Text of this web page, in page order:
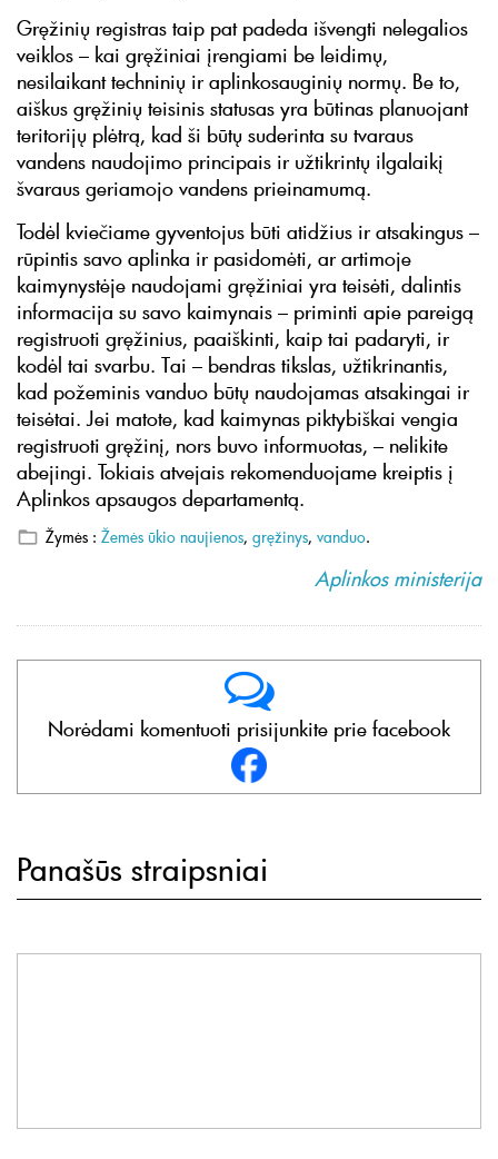
Gręžinių registras taip pat padeda išvengti nelegalios
veiklos – kai gręžiniai įrengiami be leidimų,
nesilaikant techninių ir aplinkosauginių normų. Be to,
aiškus gręžinių teisinis statusas yra būtinas planuojant
teritorijų plėtrą, kad ši būtų suderinta su tvaraus
vandens naudojimo principais ir užtikrintų ilgalaikį
švaraus geriamojo vandens prieinamumą.
Todėl kviečiame gyventojus būti atidžius ir atsakingus –
rūpintis savo aplinka ir pasidomėti, ar artimoje
kaimynystėje naudojami gręžiniai yra teisėti, dalintis
informacija su savo kaimynais – priminti apie pareigą
registruoti gręžinius, paaiškinti, kaip tai padaryti, ir
kodėl tai svarbu. Tai – bendras tikslas, užtikrinantis,
kad požeminis vanduo būtų naudojamas atsakingai ir
teisėtai. Jei matote, kad kaimynas piktybiškai vengia
registruoti gręžinį, nors buvo informuotas, – nelikite
abejingi. Tokiais atvejais rekomenduojame kreiptis į
Aplinkos apsaugos departamentą.
Žymės : Žemės ūkio naujienos, gręžinys, vanduo.
Aplinkos ministerija
Norėdami komentuoti prisijunkite prie facebook
Panašūs straipsniai